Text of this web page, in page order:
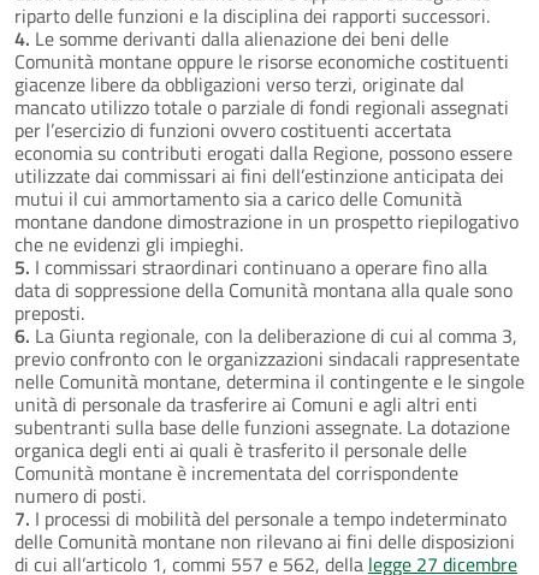
riparto delle funzioni e la disciplina dei rapporti successori.
4. Le somme derivanti dalla alienazione dei beni delle
Comunità montane oppure le risorse economiche costituenti
giacenze libere da obbligazioni verso terzi, originate dal
mancato utilizzo totale o parziale di fondi regionali assegnati
per l’esercizio di funzioni ovvero costituenti accertata
economia su contributi erogati dalla Regione, possono essere
utilizzate dai commissari ai fini dell’estinzione anticipata dei
mutui il cui ammortamento sia a carico delle Comunità
montane dandone dimostrazione in un prospetto riepilogativo
che ne evidenzi gli impieghi.
5. I commissari straordinari continuano a operare fino alla
data di soppressione della Comunità montana alla quale sono
preposti.
6. La Giunta regionale, con la deliberazione di cui al comma 3,
previo confronto con le organizzazioni sindacali rappresentate
nelle Comunità montane, determina il contingente e le singole
unità di personale da trasferire ai Comuni e agli altri enti
subentranti sulla base delle funzioni assegnate. La dotazione
organica degli enti ai quali è trasferito il personale delle
Comunità montane è incrementata del corrispondente
numero di posti.
7. I processi di mobilità del personale a tempo indeterminato
delle Comunità montane non rilevano ai fini delle disposizioni
di cui all’articolo 1, commi 557 e 562, della legge 27 dicembre